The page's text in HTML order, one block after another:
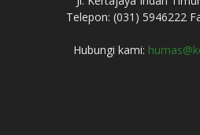
Telepon: (031) 5946222
Hubungi kami: